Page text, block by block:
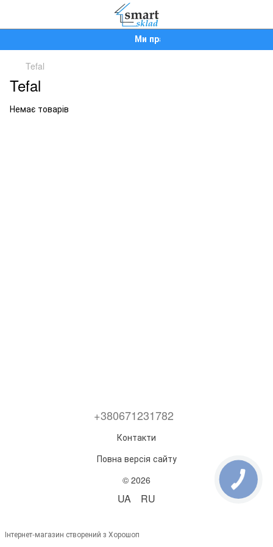
Ми працюємо!
Tefal
Tefal
Немає товарів
+380671231782
Контакти
Повна версія сайту
© 2026
UA RU
Інтернет-магазин створений з Хорошоп